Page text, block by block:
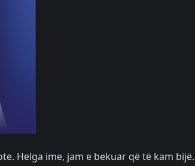
Helga ime, jam e bekuar që të kam bijë.